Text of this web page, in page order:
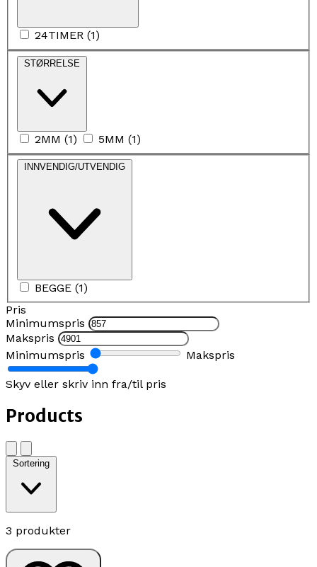
24TIMER (1)
STØRRELSE
2MM (1) 5MM (1)
INNVENDIG/UTVENDIG
BEGGE (1)
Pris
Minimumspris
Makspris
Minimumspris
Makspris
Skyv eller skriv inn fra/til pris
Products
Sortering
3 produkter